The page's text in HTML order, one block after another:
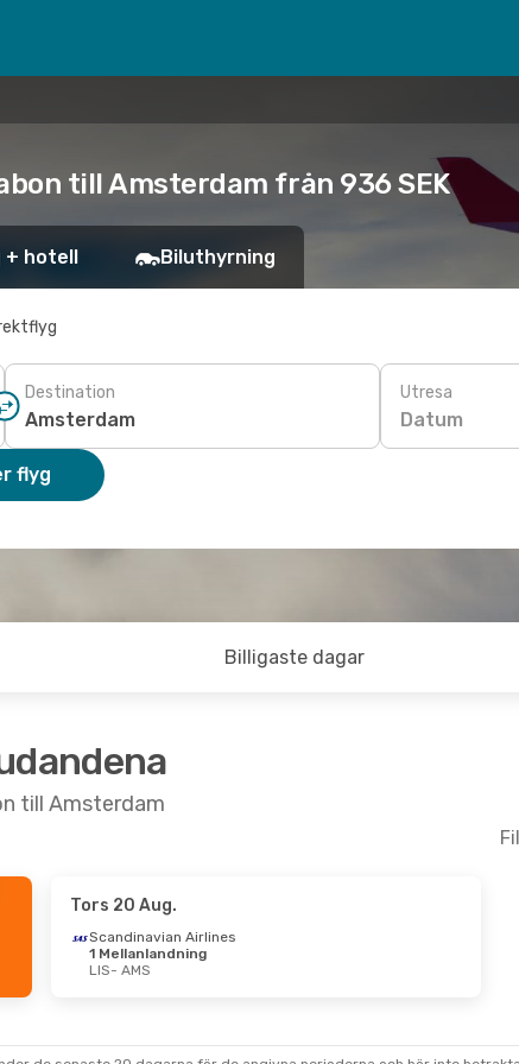
till Amsterdam från 936 SEK
+ hotell Biluthyrning
Destination Utresa
Datum
flyg
Billigaste dagar
till Amsterdam
Tors 20 Aug.
Scandinavian Airlines
1 Mellanlandning
LIS- AMS